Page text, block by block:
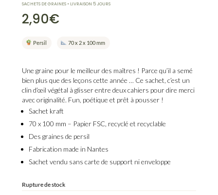
SACHETS DE GRAINES • LIVRAISON 5 JOURS
2,90€
Persil 70 x 2 x 100 mm
Une graine pour le meilleur des maîtres ! Parce qu’il a semé
bien plus que des leçons cette année … Ce sachet, c’est un
clin d’œil végétal à glisser entre deux cahiers pour dire merci
avec originalité. Fun, poétique et prêt à pousser !
Sachet kraft
70 x 100 mm – Papier FSC, recyclé et recyclable
Des graines de persil
Fabrication made in Nantes
Sachet vendu sans carte de support ni enveloppe
Rupture de stock